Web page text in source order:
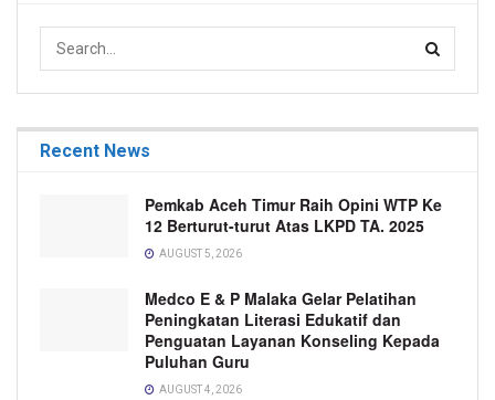
Recent News
Pemkab Aceh Timur Raih Opini WTP Ke
12 Berturut-turut Atas LKPD TA. 2025
AUGUST 5, 2026
Medco E & P Malaka Gelar Pelatihan
Peningkatan Literasi Edukatif dan
Penguatan Layanan Konseling Kepada
Puluhan Guru
AUGUST 4, 2026